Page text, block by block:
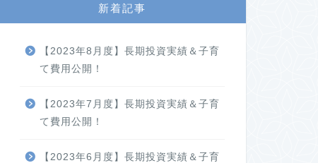
新着記事
【2023年8月度】長期投資実績＆子育
て費用公開！
【2023年7月度】長期投資実績＆子育
て費用公開！
【2023年6月度】長期投資実績＆子育